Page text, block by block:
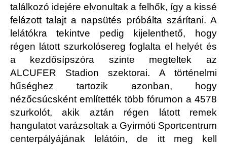
találkozó idejére elvonultak a felhők, így a kissé
felázott talajt a napsütés próbálta szárítani. A
lelátókra tekintve pedig kijelenthető, hogy
régen látott szurkolósereg foglalta el helyét és
a kezdősípszóra szinte megteltek az
ALCUFER Stadion szektorai. A történelmi
hűséghez tartozik azonban, hogy
nézőcsúcsként említették több fórumon a 4578
szurkolót, akik aztán régen látott remek
hangulatot varázsoltak a Gyirmóti Sportcentrum
centerpályájának lelátóin, de itt meg kell